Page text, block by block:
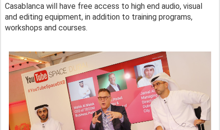
Casablanca will have free access to high end audio, visual
and editing equipment, in addition to training programs,
workshops and courses.